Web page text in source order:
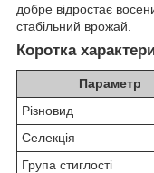
добре відростає
стабільний врожай.
Коротка
Параметр
Різновид
Селекція
Група стиглості